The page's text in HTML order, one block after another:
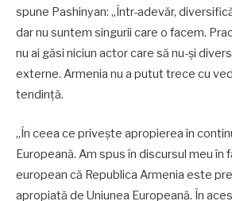
spune Pashinyan: „Într-adevăr,
dar nu suntem singurii care o facem.
nu ai găsi niciun actor care să nu-și
externe. Armenia nu a putut trece cu
tendință.
„În ceea ce privește apropierea în
Europeană. Am spus în discursul meu în
european că Republica Armenia este
apropiată de Uniunea Europeană. În